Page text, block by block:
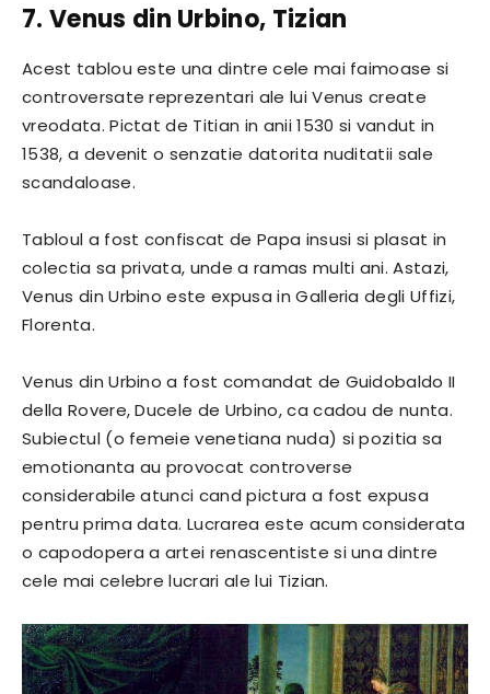
7. Venus din Urbino, Tizian
Acest tablou este una dintre cele mai faimoase si
controversate reprezentari ale lui Venus create
vreodata. Pictat de Titian in anii 1530 si vandut in
1538, a devenit o senzatie datorita nuditatii sale
scandaloase.
Tabloul a fost confiscat de Papa insusi si plasat in
colectia sa privata, unde a ramas multi ani. Astazi,
Venus din Urbino este expusa in Galleria degli Uffizi,
Florenta.
Venus din Urbino a fost comandat de Guidobaldo II
della Rovere, Ducele de Urbino, ca cadou de nunta.
Subiectul (o femeie venetiana nuda) si pozitia sa
emotionanta au provocat controverse
considerabile atunci cand pictura a fost expusa
pentru prima data. Lucrarea este acum considerata
o capodopera a artei renascentiste si una dintre
cele mai celebre lucrari ale lui Tizian.